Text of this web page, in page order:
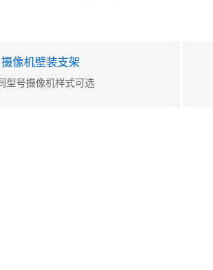
摄像机壁装支架
型号摄像机样式可选